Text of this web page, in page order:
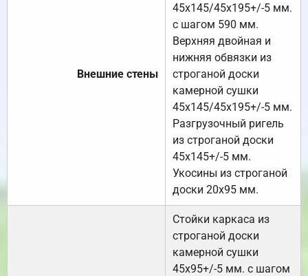
Внешние стены
45х145/45х195+/-5 мм.
с шагом 590 мм.
Верхняя двойная и
нижняя обвязки из
строганой доски
камерной сушки
45х145/45х195+/-5 мм.
Разгрузочный ригель
из строганой доски
45х145+/-5 мм.
Укосины из строганой
доски 20х95 мм.
Стойки каркаса из
строганой доски
камерной сушки
45х95+/-5 мм. с шагом